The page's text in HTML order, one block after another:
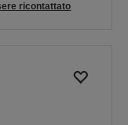
ricontattato